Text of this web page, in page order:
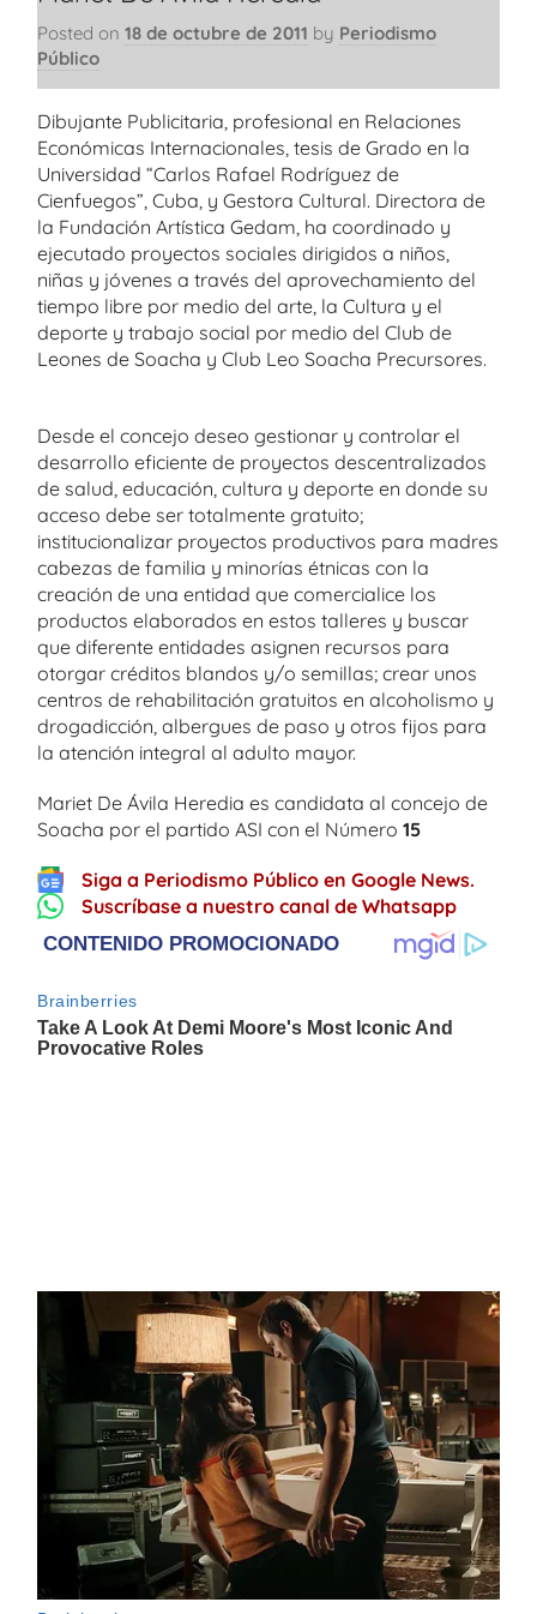
Posted on 18 de octubre de 2011 by Periodismo
Público
Dibujante Publicitaria, profesional en Relaciones
Económicas Internacionales, tesis de Grado en la
Universidad “Carlos Rafael Rodríguez de
Cienfuegos”, Cuba, y Gestora Cultural. Directora de
la Fundación Artística Gedam, ha coordinado y
ejecutado proyectos sociales dirigidos a niños,
niñas y jóvenes a través del aprovechamiento del
tiempo libre por medio del arte, la Cultura y el
deporte y trabajo social por medio del Club de
Leones de Soacha y Club Leo Soacha Precursores.
Desde el concejo deseo gestionar y controlar el
desarrollo eficiente de proyectos descentralizados
de salud, educación, cultura y deporte en donde su
acceso debe ser totalmente gratuito;
institucionalizar proyectos productivos para madres
cabezas de familia y minorías étnicas con la
creación de una entidad que comercialice los
productos elaborados en estos talleres y buscar
que diferente entidades asignen recursos para
otorgar créditos blandos y/o semillas; crear unos
centros de rehabilitación gratuitos en alcoholismo y
drogadicción, albergues de paso y otros fijos para
la atención integral al adulto mayor.
Mariet De Ávila Heredia es candidata al concejo de
Soacha por el partido ASI con el Número 15
Siga a Periodismo Público en Google News.
Suscríbase a nuestro canal de Whatsapp